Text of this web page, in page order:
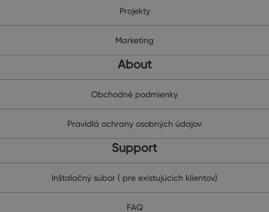
Projekty
Marketing
About
Obchodné podmienky
Pravidlá ochrany osobných údajov
Support
Inštalačný súbor ( pre existujúcich klientov)
FAQ